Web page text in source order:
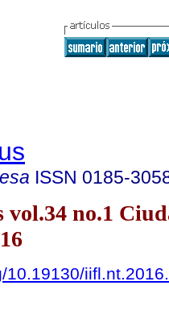
ISSN 0185-
vol.34 no.1
10.19130/